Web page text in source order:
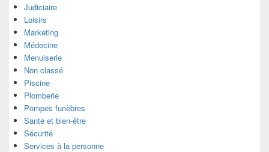
Judiciaire
Loisirs
Marketing
Médecine
Menuiserie
Non classé
Piscine
Plomberie
Pompes funèbres
Santé et bien-être
Sécurité
Services à la personne